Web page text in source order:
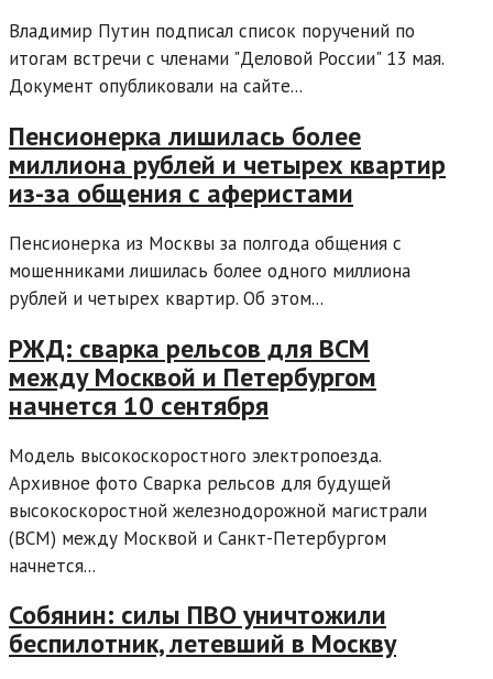
Владимир Путин подписал список поручений по
итогам встречи с членами "Деловой России" 13 мая.
Документ опубликовали на сайте...
Пенсионерка лишилась более
миллиона рублей и четырех квартир
из-за общения с аферистами
Пенсионерка из Москвы за полгода общения с
мошенниками лишилась более одного миллиона
рублей и четырех квартир. Об этом...
РЖД: сварка рельсов для ВСМ
между Москвой и Петербургом
начнется 10 сентября
Модель высокоскоростного электропоезда.
Архивное фото Сварка рельсов для будущей
высокоскоростной железнодорожной магистрали
(ВСМ) между Москвой и Санкт-Петербургом
начнется...
Собянин: силы ПВО уничтожили
беспилотник, летевший в Москву